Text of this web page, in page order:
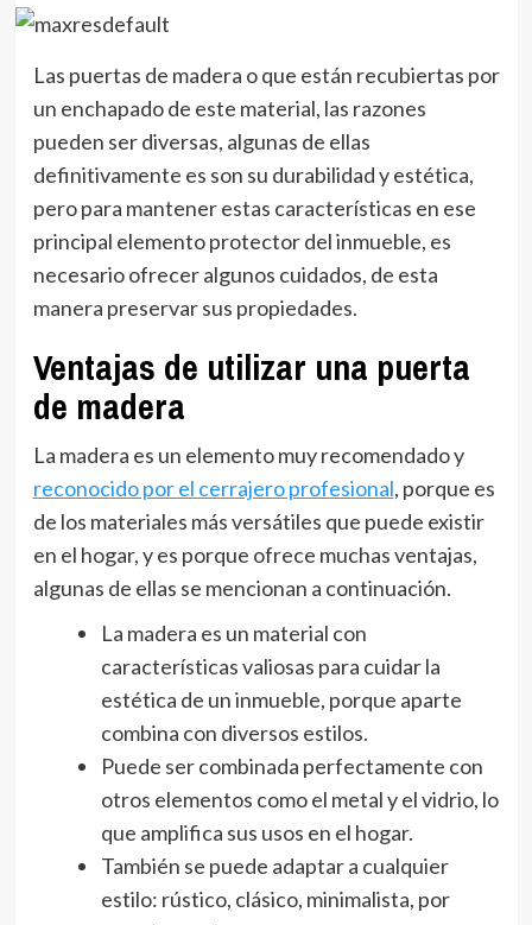
Las puertas de madera o que están recubiertas por
un enchapado de este material, las razones
pueden ser diversas, algunas de ellas
definitivamente es son su durabilidad y estética,
pero para mantener estas características en ese
principal elemento protector del inmueble, es
necesario ofrecer algunos cuidados, de esta
manera preservar sus propiedades.
Ventajas de utilizar una puerta
de madera
La madera es un elemento muy recomendado y
reconocido por el cerrajero profesional, porque es
de los materiales más versátiles que puede existir
en el hogar, y es porque ofrece muchas ventajas,
algunas de ellas se mencionan a continuación.
La madera es un material con
características valiosas para cuidar la
estética de un inmueble, porque aparte
combina con diversos estilos.
Puede ser combinada perfectamente con
otros elementos como el metal y el vidrio, lo
que amplifica sus usos en el hogar.
También se puede adaptar a cualquier
estilo: rústico, clásico, minimalista, por